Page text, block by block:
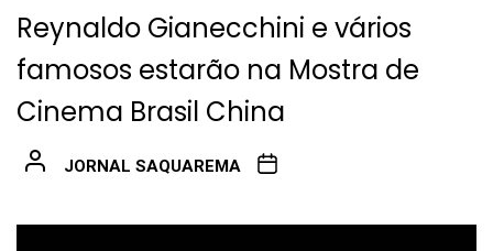
Reynaldo Gianecchini e vários
famosos estarão na Mostra de
Cinema Brasil China
JORNAL SAQUAREMA